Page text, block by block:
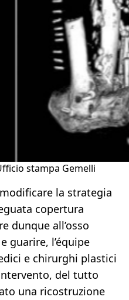
stampa Gemelli
la strategia
copertura
dunque all’osso
guarire, l’équipe
e chirurghi plastici
del tutto
una ricostruzione